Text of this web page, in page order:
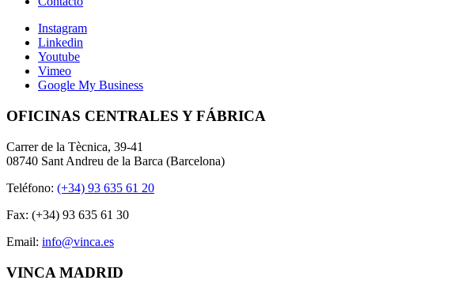
Instagram
Linkedin
Youtube
Vimeo
Google My Business
OFICINAS CENTRALES Y FÁBRICA
Carrer de la Tècnica, 39-41
08740 Sant Andreu de la Barca (Barcelona)
Teléfono: (+34) 93 635 61 20
Fax: (+34) 93 635 61 30
Email: info@vinca.es
VINCA MADRID